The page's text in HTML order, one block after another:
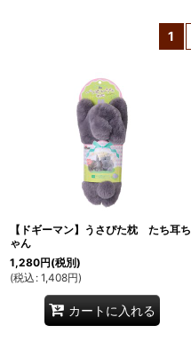
在庫あり
1
【ドギーマン】うさぴた枕 たち耳ち
ゃん
1,280円(税別)
(税込 : 1,408円)
カートに入れる